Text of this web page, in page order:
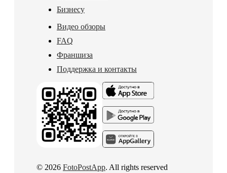
Бизнесу
Видео обзоры
FAQ
Франшиза
Поддержка и контакты
© 2026 FotoPostApp. All rights reserved